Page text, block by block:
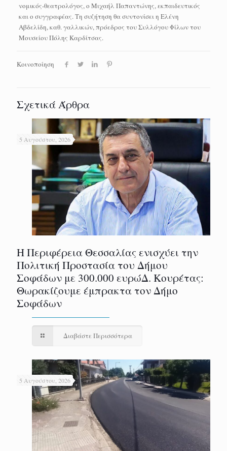
νομικός-θεατρολόγος, ο Μιχαήλ Παπαντώνης, εκπαιδευτικός
και ο συγγραφέας. Τη συζήτηση θα συντονίσει η Ελένη
Αβδελίδη, καθ. γαλλικών, πρόεδρος του Συλλόγου Φίλων του
Μουσείου Πόλης Καρδίτσας.
Κοινοποίηση
Σχετικά Άρθρα
5 Αυγούστου, 2026
Η Περιφέρεια Θεσσαλίας ενισχύει την
Πολιτική Προστασία του Δήμου
Σοφάδων με 300.000 ευρώΔ. Κουρέτας:
Θωρακίζουμε έμπρακτα τον Δήμο
Σοφάδων
Διαβάστε Περισσότερα
5 Αυγούστου, 2026